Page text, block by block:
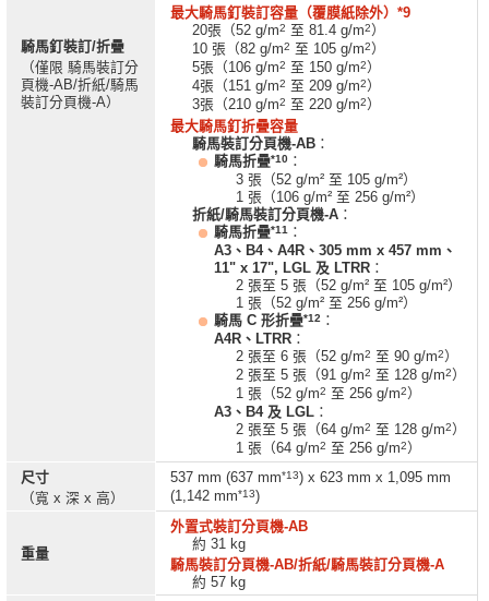
騎馬釘裝訂/折疊
（僅限 騎馬裝訂分
頁機-AB/折紙/騎馬
裝訂分頁機-A）
最大騎馬釘裝訂容量（覆膜紙除外）*9
20張（52 g/m2 至 81.4 g/m2）
10 張（82 g/m2 至 105 g/m2）
5張（106 g/m2 至 150 g/m2）
4張（151 g/m2 至 209 g/m2）
3張（210 g/m2 至 220 g/m2）
最大騎馬釘折疊容量
騎馬裝訂分頁機-AB ：
騎馬折疊*10 ：
3 張（52 g/m² 至 105 g/m²）
1 張（106 g/m² 至 256 g/m²）
折紙/騎馬裝訂分頁機-A ：
騎馬折疊*11
：
A3、B4、A4R、305 mm x 457 mm、
11" x 17", LGL 及 LTRR ：
2 張至 5 張（52 g/m² 至 105 g/m²）
1 張（52 g/m² 至 256 g/m²）
騎馬 C 形折疊*12 ：
A4R、LTRR ：
2 張至 6 張（52 g/m2 至 90 g/m2）
2 張至 5 張（91 g/m2 至 128 g/m2）
1 張（52 g/m2 至 256 g/m2）
A3、B4 及 LGL ：
2 張至 5 張（64 g/m2 至 128 g/m2）
1 張（64 g/m2 至 256 g/m2）
尺寸
（寬 x 深 x 高）
537 mm (637 mm*13) x 623 mm x 1,095 mm
(1,142 mm*13)
重量
外置式裝訂分頁機-AB
約 31 kg
騎馬裝訂分頁機-AB/折紙/騎馬裝訂分頁機-A
約 57 kg